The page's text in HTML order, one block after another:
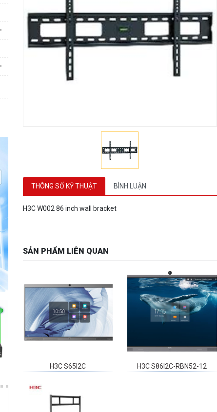
BÌNH LUẬN
H3C W002 86 inch wall bracket
H3C S86I2C-RBN52-12